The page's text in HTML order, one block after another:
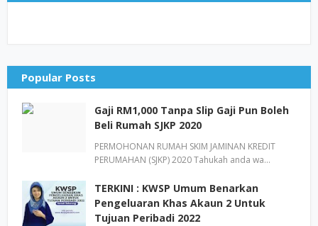
Popular Posts
Gaji RM1,000 Tanpa Slip Gaji Pun Boleh
Beli Rumah SJKP 2020
PERMOHONAN RUMAH SKIM JAMINAN KREDIT
PERUMAHAN (SJKP) 2020 Tahukah anda wa…
TERKINI : KWSP Umum Benarkan
Pengeluaran Khas Akaun 2 Untuk
Tujuan Peribadi 2022